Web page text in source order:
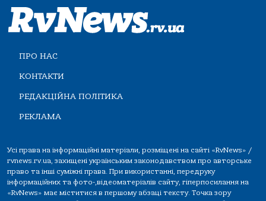
ПРО НАС
КОНТАКТИ
РЕДАКЦІЙНА ПОЛІТИКА
РЕКЛАМА
Усі права на інформаційні матеріали, розміщені на сайті «RvNews» /
rvnews.rv.ua, захищені українським законодавством про авторське
право та інші суміжні права. При використанні, передруку
інформаційних та фото-,відеоматеріалів сайту, гіперпосилання на
«RvNews» має міститися в першому абзаці тексту. Точка зору